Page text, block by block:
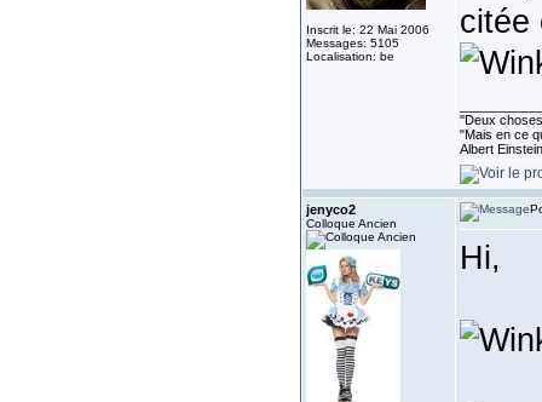
Inscrit le: 22 Mai 2006
Messages: 5105
Localisation: be
''Deux
"Mais en ce
Albert
jenyco2
Colloque Ancien
Hi,